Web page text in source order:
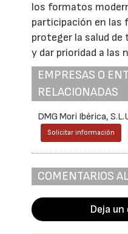
los formatos
participación en las
proteger la salud
y dar prioridad a las
EMPRESAS O
RELACIONADAS
DMG Mori Ibérica,
Solicitar información
COMENTARIOS
Deja